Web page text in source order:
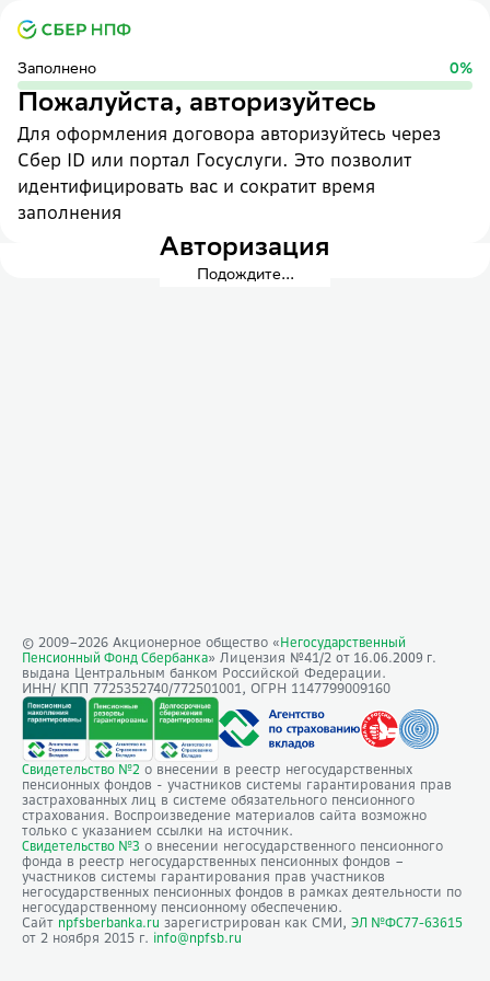
Заполнено 0%
Пожалуйста, авторизуйтесь
Для оформления договора авторизуйтесь через
Сбер ID или портал Госуслуги. Это позволит
идентифицировать вас и сократит время
заполнения
Авторизация
Подождите...
© 2009–2026 Акционерное общество « Негосударственный
Пенсионный Фонд Сбербанка» Лицензия №41/2 от 16.06.2009 г.
выдана Центральным банком Российской Федерации.
ИНН/ КПП 7725352740/772501001, ОГРН 1147799009160
Свидетельство №2 о внесении в реестр негосударственных
пенсионных фондов - участников системы гарантирования прав
застрахованных лиц в системе обязательного пенсионного
страхования. Воспроизведение материалов сайта возможно
только с указанием ссылки на источник.
Свидетельство №3 о внесении негосударственного пенсионного
фонда в реестр негосударственных пенсионных фондов –
участников системы гарантирования прав участников
негосударственных пенсионных фондов в рамках деятельности по
негосударственному пенсионному обеспечению.
Сайт npfsberbanka.ru зарегистрирован как СМИ, ЭЛ №ФС77-63615
от 2 ноября 2015 г. info@npfsb.ru